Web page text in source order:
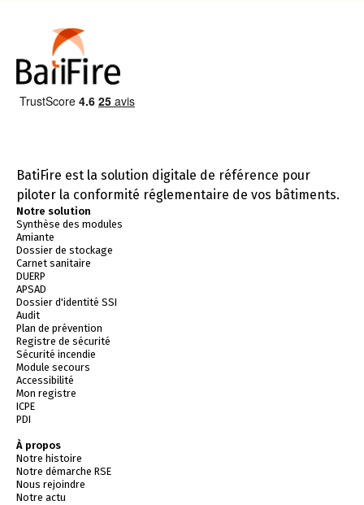
BatiFire est la solution digitale de référence pour
piloter la conformité réglementaire de vos bâtiments.
Notre solution
Synthèse des modules
Amiante
Dossier de stockage
Carnet sanitaire
DUERP
APSAD
Dossier d'identité SSI
Audit
Plan de prévention
Registre de sécurité
Sécurité incendie
Module secours
Accessibilité
Mon registre
ICPE
PDI
À propos
Notre histoire
Notre démarche RSE
Nous rejoindre
Notre actu